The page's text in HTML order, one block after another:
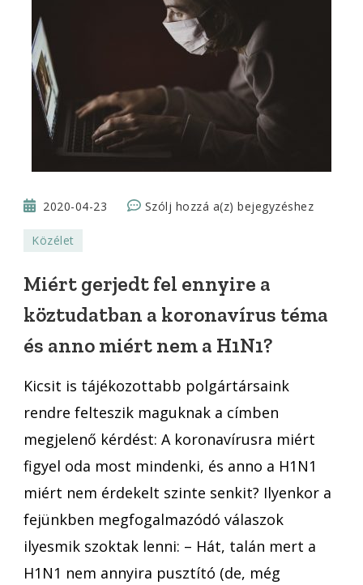
2020-04-23 Szólj hozzá a(z)Miért
a
köztudatban
koronavírus
és
anno
miért
H1N1?
bejegyzéshez
Közélet
Miért gerjedt fel ennyire a
köztudatban a koronavírus téma
és anno miért nem a H1N1?
Kicsit is tájékozottabb polgártársaink
rendre felteszik maguknak a címben
megjelenő kérdést: A koronavírusra miért
figyel oda most mindenki, és anno a H1N1
miért nem érdekelt szinte senkit? Ilyenkor a
fejünkben megfogalmazódó válaszok
ilyesmik szoktak lenni: – Hát, talán mert a
H1N1 nem annyira pusztító (de, még